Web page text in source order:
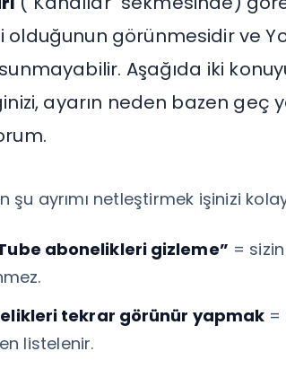
olduğunun görünmesidir ve
Aşağıda iki
ayarın neden bazen geç
şu ayrımı netleştirmek işinizi
abonelikleri gizleme” =
tekrar görünür yapmak =
listelenir.